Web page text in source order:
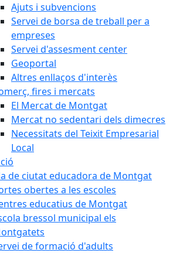
Ajuts i subvencions
Servei de borsa de treball per a
empreses
Servei d'assesment center
Geoportal
Altres enllaços d'interès
fires i mercats
El Mercat de Montgat
Mercat no sedentari dels dimecres
Necessitats del Teixit Empresarial
Local
de ciutat educadora de Montgat
obertes a les escoles
educatius de Montgat
bressol municipal els
de formació d'adults